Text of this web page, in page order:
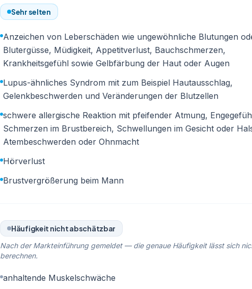
Sehr selten
Anzeichen von Leberschäden wie ungewöhnliche Blutungen
Blutergüsse, Müdigkeit, Appetitverlust, Bauchschmerzen,
Krankheitsgefühl sowie Gelbfärbung der Haut oder Augen
Lupus-ähnliches Syndrom mit zum Beispiel Hautausschlag,
Gelenkbeschwerden und Veränderungen der Blutzellen
schwere allergische Reaktion mit pfeifender Atmung,
Schmerzen im Brustbereich, Schwellungen im Gesicht oder
Atembeschwerden oder Ohnmacht
Hörverlust
Brustvergrößerung beim Mann
Häufigkeit nicht abschätzbar
Nach der Markteinführung gemeldet — die genaue Häufigkeit lässt sich
berechnen.
anhaltende Muskelschwäche